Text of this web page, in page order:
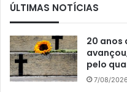
ÚLTIMAS NOTÍCIAS
20 anos
pelo
7/08/2026